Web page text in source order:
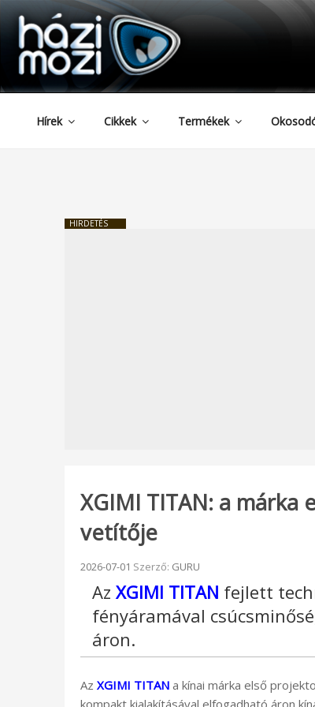
Tartalomhoz
HAZIMOZI
Hírek Cikkek Termékek
HIRDETÉS
XGIMI TITAN: a márka
vetítője
Beküldve:
2026-07-01 Szerző: GURU
Az XGIMI TITAN fejlett
fényáramával
áron.
Az XGIMI TITAN a kínai márka első
kompakt kialakításával elfogadható áron